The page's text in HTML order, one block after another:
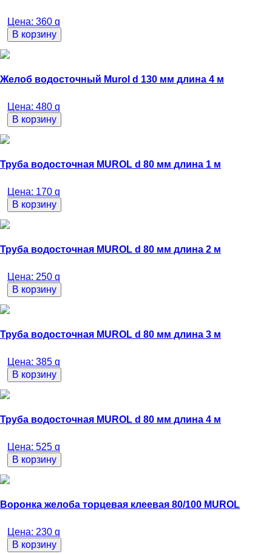
Цена: 360 q
В корзину
Желоб водосточный Murol d 130 мм длина 4 м
Цена: 480 q
В корзину
Труба водосточная MUROL d 80 мм длина 1 м
Цена: 170 q
В корзину
Труба водосточная MUROL d 80 мм длина 2 м
Цена: 250 q
В корзину
Труба водосточная MUROL d 80 мм длина 3 м
Цена: 385 q
В корзину
Труба водосточная MUROL d 80 мм длина 4 м
Цена: 525 q
В корзину
Воронка желоба торцевая клеевая 80/100 MUROL
Цена: 230 q
В корзину